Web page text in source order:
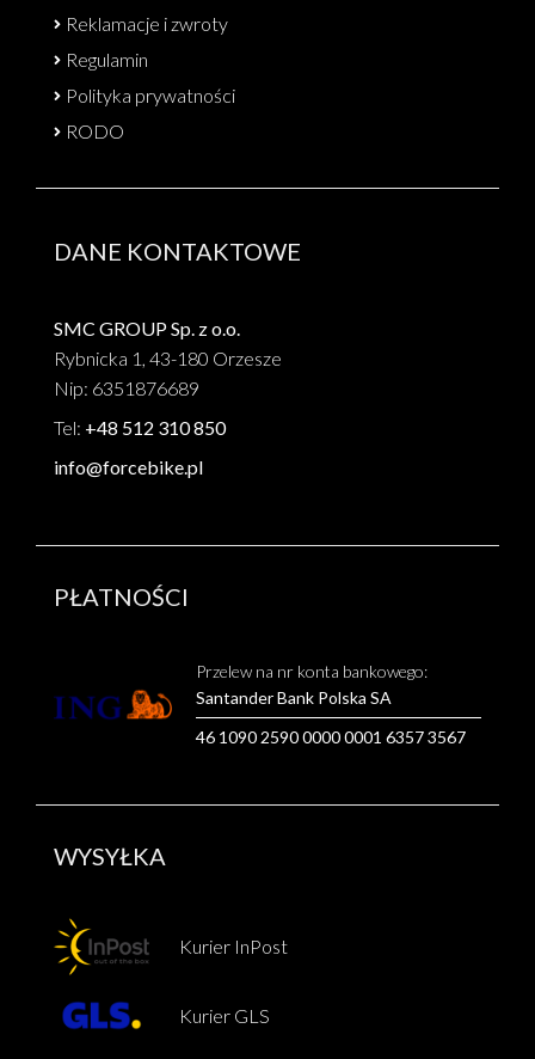
Reklamacje i zwroty
Regulamin
Polityka prywatności
RODO
DANE KONTAKTOWE
SMC GROUP Sp. z o.o.
Rybnicka 1, 43-180 Orzesze
Nip: 6351876689
Tel: +48 512 310 850
info@forcebike.pl
PŁATNOŚCI
Przelew na nr konta bankowego:
Santander Bank Polska SA
46 1090 2590 0000 0001 6357 3567
WYSYŁKA
Kurier InPost
Kurier GLS